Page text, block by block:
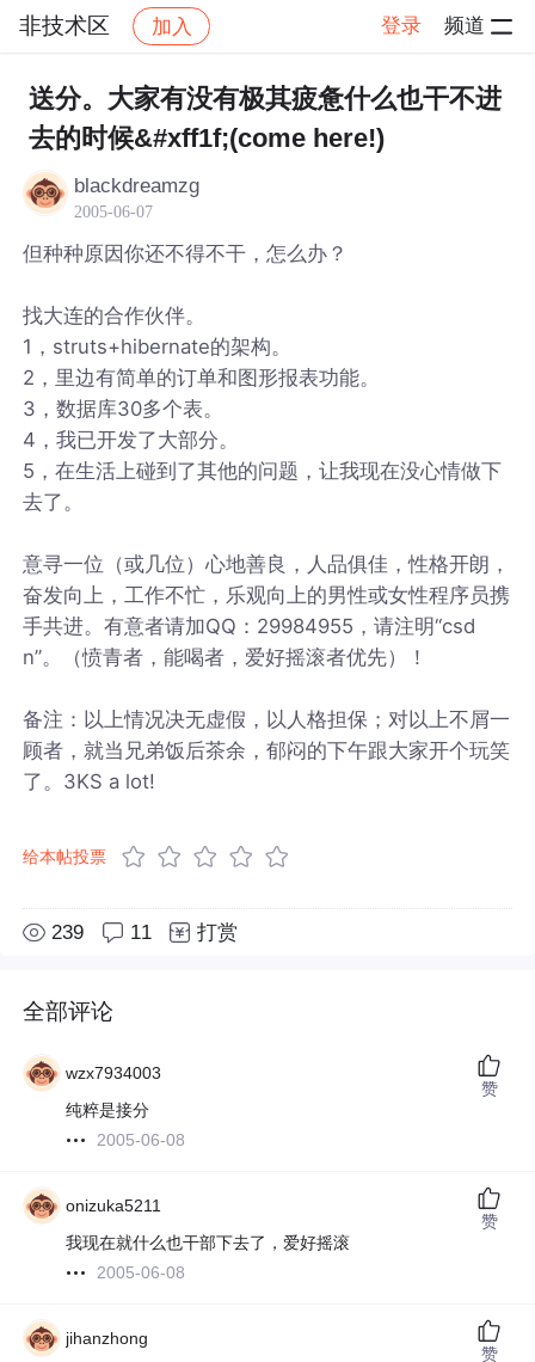
非技术区 加入 登录 频道
社区 非技术区 帖子详情
送分。大家有没有极其疲惫什么也干不进
去的时候&#xff1f;(come here!)
blackdreamzg
2005-06-07
但种种原因你还不得不干，怎么办？
找大连的合作伙伴。
1，struts+hibernate的架构。
2，里边有简单的订单和图形报表功能。
3，数据库30多个表。
4，我已开发了大部分。
5，在生活上碰到了其他的问题，让我现在没心情做下
去了。
意寻一位（或几位）心地善良，人品俱佳，性格开朗，
奋发向上，工作不忙，乐观向上的男性或女性程序员携
手共进。有意者请加QQ：29984955，请注明“csd
n”。（愤青者，能喝者，爱好摇滚者优先）！
备注：以上情况决无虚假，以人格担保；对以上不屑一
顾者，就当兄弟饭后茶余，郁闷的下午跟大家开个玩笑
了。3KS a lot!
给本帖投票
239 11 打赏
全部评论
wzx7934003
纯粹是接分
2005-06-08
赞
onizuka5211
我现在就什么也干部下去了，爱好摇滚
2005-06-08
赞
jihanzhong
赞